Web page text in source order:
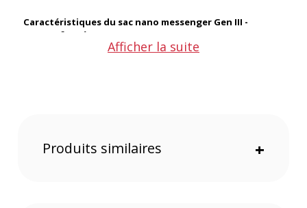
Caractéristiques du sac nano messenger Gen III -
foncé
CONTENU DU CARTON
Afficher la suite
Produits similaires +